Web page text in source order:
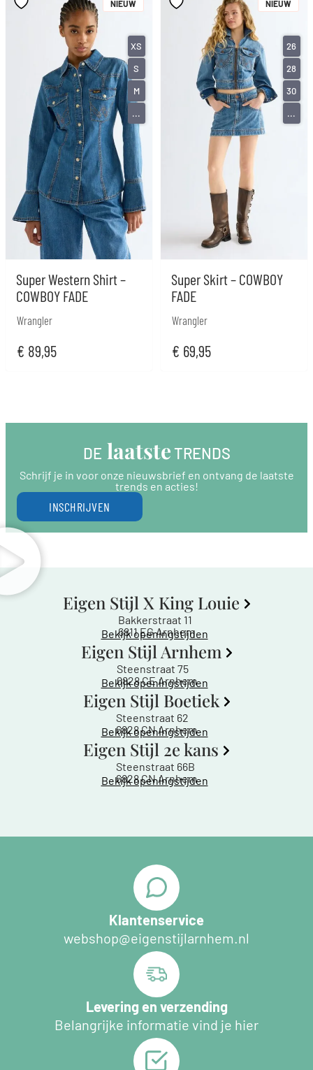
Super Western Shirt –
COWBOY FADE
Wrangler
€ 89,95
NIEUW
XS
S
M
...
Super Skirt – COWBOY
FADE
Wrangler
€ 69,95
NIEUW
26
28
30
...
DE laatste TRENDS
Schrijf je in voor onze nieuwsbrief en ontvang de laatste
trends en acties!
INSCHRIJVEN
Eigen Stijl X King Louie
Bakkerstraat 11
6811 EG Arnhem
Bekijk openingstijden
Eigen Stijl Arnhem
Steenstraat 75
6828 CE Arnhem
Bekijk openingstijden
Eigen Stijl Boetiek
Steenstraat 62
6828 CN Arnhem
Bekijk openingstijden
Eigen Stijl 2e kans
Steenstraat 66B
6828 CN Arnhem
Bekijk openingstijden
Klantenservice
webshop@eigenstijlarnhem.nl
Levering en verzending
Belangrijke informatie vind je hier